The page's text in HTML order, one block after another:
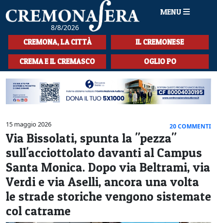
8/8/2026
MENU
HOME
CRONACA
SPORT
LA MUSICA
CULTURA
LA STORIA
SPETTACOLI
L'EDITORIALE
SEZIONI
CERCA
CREMONA, LA CITTÀ IL CREMONESE
CREMA E IL CREMASCO OGLIO PO
15 maggio 2026 20 COMMENTI
Via Bissolati, spunta la "pezza"
sull'acciottolato davanti al Campus
Santa Monica. Dopo via Beltrami, via
Verdi e via Aselli, ancora una volta
le strade storiche vengono sistemate
col catrame